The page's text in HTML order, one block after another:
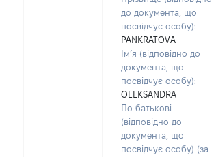
до документа, що
посвідчує особу):
PANKRATOVA
Ім’я (відповідно до
документа, що
посвідчує особу):
OLEKSANDRA
По батькові
(відповідно до
документа, що
посвідчує особу) (за